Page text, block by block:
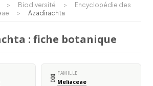
> Biodiversité >
Encyclopédie des
> Azadirachta
: fiche botanique
🧬 FAMILLE
Meliaceae